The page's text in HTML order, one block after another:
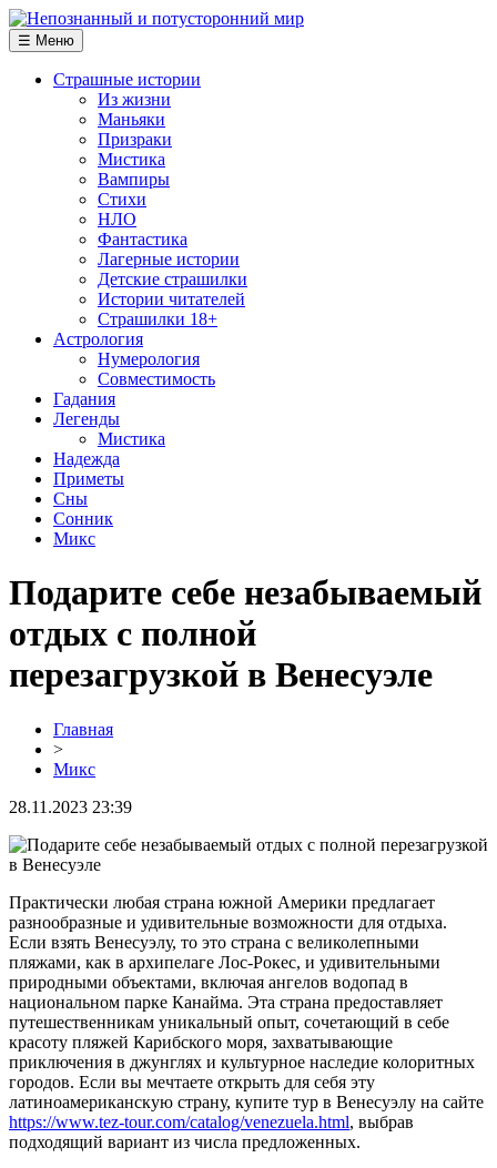
☰ Меню
Страшные истории
Из жизни
Маньяки
Призраки
Мистика
Вампиры
Стихи
НЛО
Фантастика
Лагерные истории
Детские страшилки
Истории читателей
Страшилки 18+
Астрология
Нумерология
Совместимость
Гадания
Легенды
Мистика
Надежда
Приметы
Сны
Сонник
Микс
Подарите себе незабываемый
отдых с полной
перезагрузкой в Венесуэле
Главная
>
Микс
28.11.2023 23:39
Практически любая страна южной Америки предлагает
разнообразные и удивительные возможности для отдыха.
Если взять Венесуэлу, то это страна с великолепными
пляжами, как в архипелаге Лос-Рокес, и удивительными
природными объектами, включая ангелов водопад в
национальном парке Канайма. Эта страна предоставляет
путешественникам уникальный опыт, сочетающий в себе
красоту пляжей Карибского моря, захватывающие
приключения в джунглях и культурное наследие колоритных
городов. Если вы мечтаете открыть для себя эту
латиноамериканскую страну, купите тур в Венесуэлу на сайте
https://www.tez-tour.com/catalog/venezuela.html, выбрав
подходящий вариант из числа предложенных.